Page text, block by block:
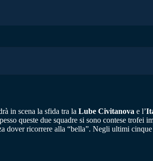
in scena la sfida tra la Lube Civitanova e l’
queste due squadre si sono contese trofei
ricorrere alla “bella”. Negli ultimi